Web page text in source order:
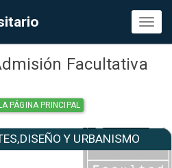
Facultativa
PÁGINA PRINCIPAL
Y URBANISMO